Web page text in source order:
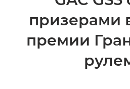
призерами
премии